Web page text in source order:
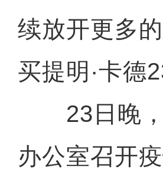
续放开更多
买提明·卡德
23日晚，
办公室召开